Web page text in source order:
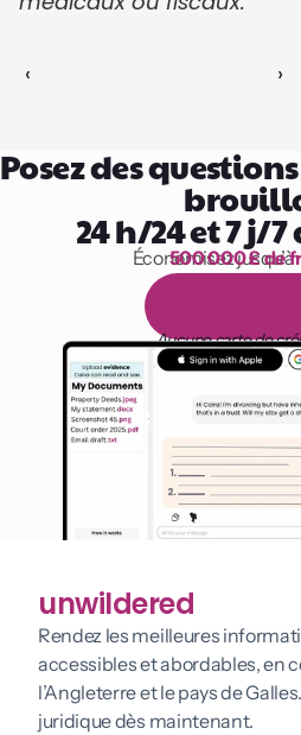
‹ ›
Posez des
24 h/24 et 7 j/
1 000
Économisez jusqu’à
500 000 £ de
E
Aucune carte de
unwildered
Rendez les meilleures
accessibles et abordables, en
l’Angleterre et le pays de
juridique dès maintenant.